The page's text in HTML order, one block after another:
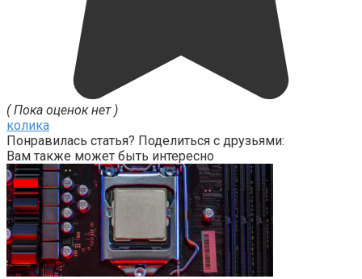
( Пока оценок нет )
колика
Понравилась статья? Поделиться с друзьями:
Вам также может быть интересно